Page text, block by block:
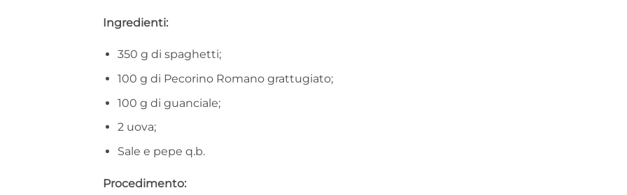
Ingredienti:
350 g di spaghetti;
100 g di Pecorino Romano grattugiato;
100 g di guanciale;
2 uova;
Sale e pepe q.b.
Procedimento: